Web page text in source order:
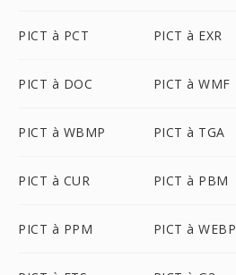
PICT à PCT PICT à EXR
PICT à DOC PICT à WMF
PICT à WBMP PICT à TGA
PICT à CUR PICT à PBM
PICT à PPM PICT à WEBP